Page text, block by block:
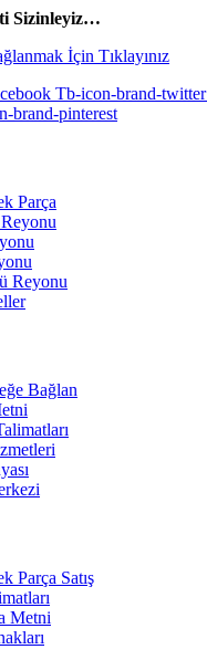
Sizinleyiz…
İçin Tıklayınız
Tb-icon-brand-twitter
brand-pinterest
Parça
Reyonu
Bağlan
Parça Satış
Metni